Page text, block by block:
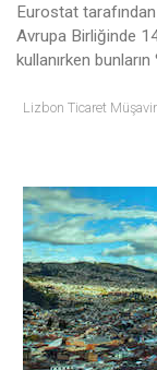
Eurostat
Avrupa Birliğinde
kullanırken bunların
Lizbon Ticaret